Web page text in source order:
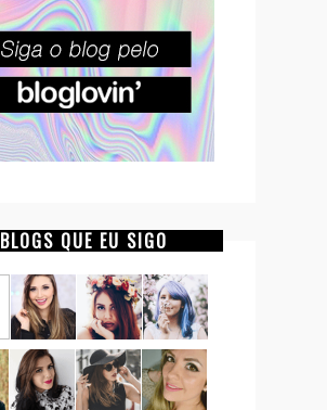
BLOGS QUE EU SIGO